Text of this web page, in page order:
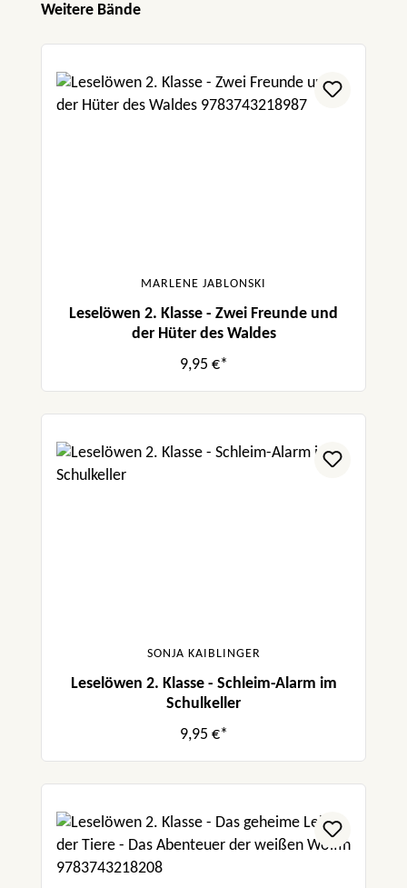
Produktgalerie überspringen
Weitere Bände
MARLENE JABLONSKI
Leselöwen 2. Klasse - Zwei Freunde und
der Hüter des Waldes
9,95 €*
SONJA KAIBLINGER
Leselöwen 2. Klasse - Schleim-Alarm im
Schulkeller
9,95 €*